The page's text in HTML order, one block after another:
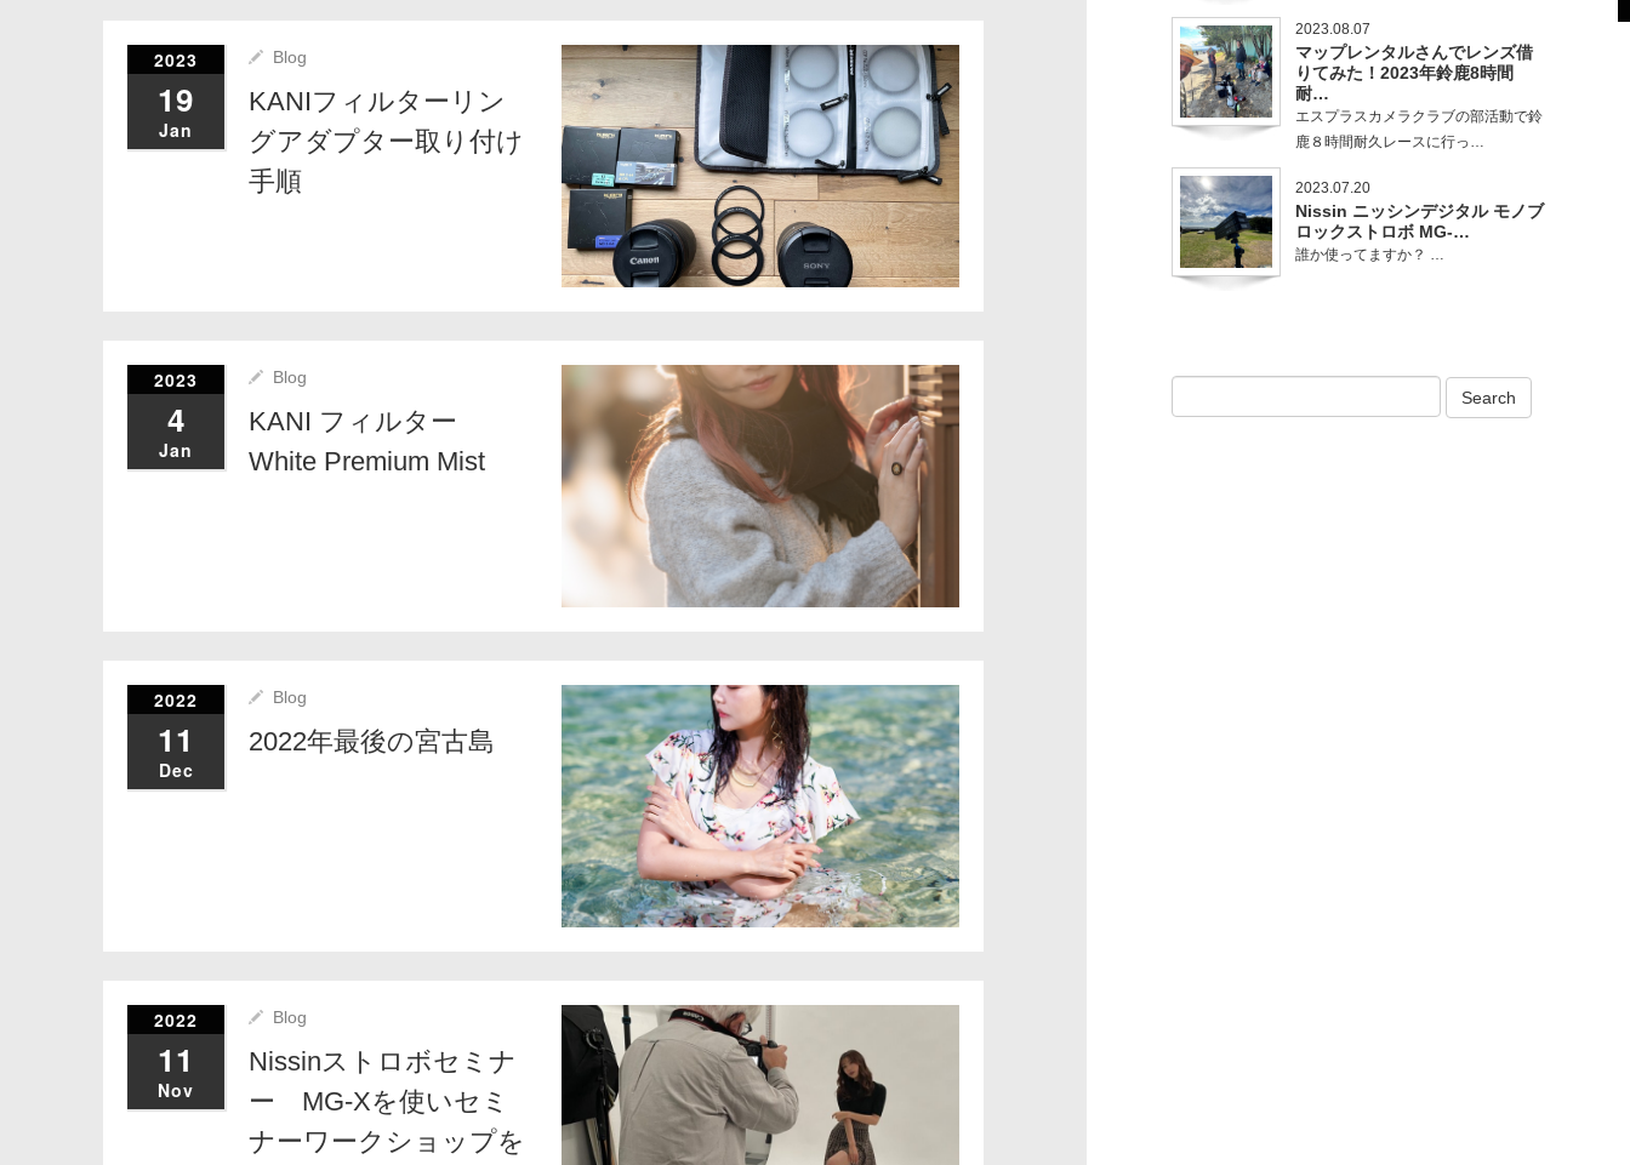
2023
19
Jan
Blog
KANIフィルターリン
グアダプター取り付け
手順
2023
4
Jan
Blog
KANI フィルター
White Premium Mist
2022
11
Dec
Blog
2022年最後の宮古島
2022
11
Nov
Blog
Nissinストロボセミナ
ー MG-Xを使いセミ
ナーワークショップを
2023.08.07
マップレンタルさんでレンズ借
りてみた！2023年鈴鹿8時間
耐…
エスプラスカメラクラブの部活動で鈴
鹿８時間耐久レースに行っ…
2023.07.20
Nissin ニッシンデジタル モノブ
ロックストロボ MG-…
誰か使ってますか？ …